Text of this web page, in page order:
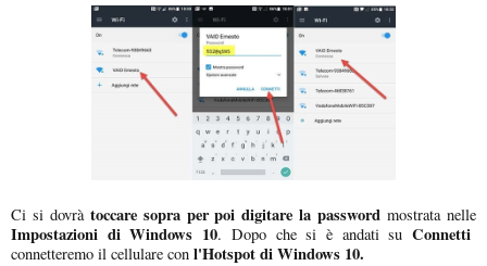
Ci si dovrà toccare sopra per poi digitare la password mostrata nelle
Impostazioni di Windows 10. Dopo che si è andati su Connetti
connetteremo il cellulare con l'Hotspot di Windows 10.